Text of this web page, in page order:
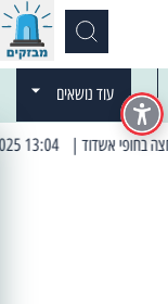
עוד נושאים
| 13:04 14/01/2025 עובדים בלילות: עבודות קרצוף וריבוד אספלט